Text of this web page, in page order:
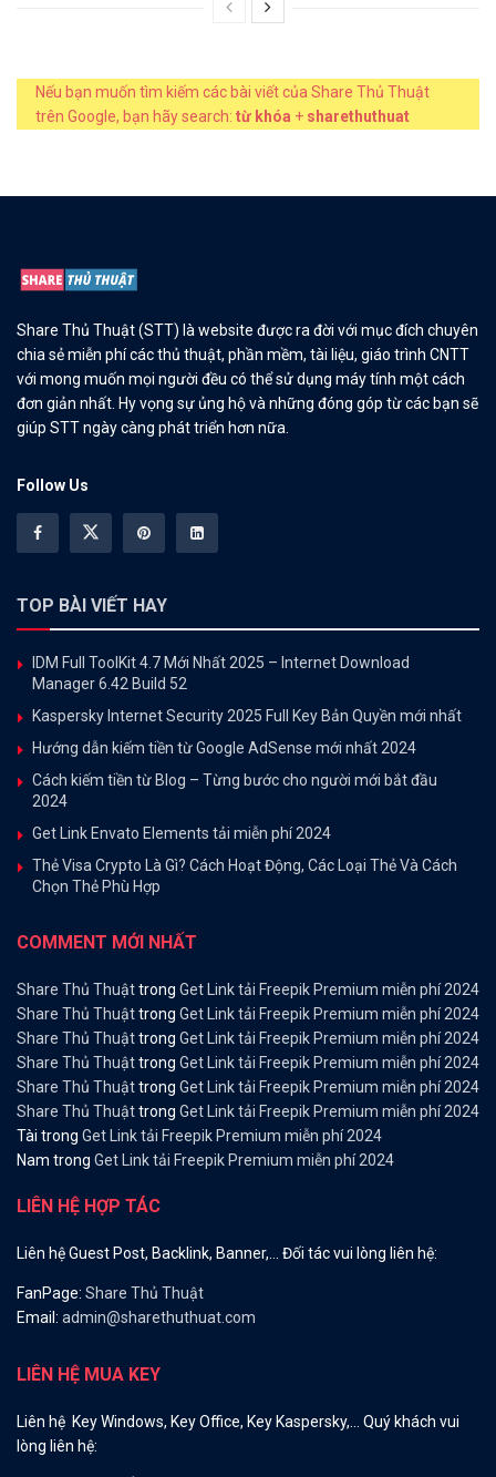
Nếu bạn muốn tìm kiếm các bài viết của Share Thủ Thuật
trên Google, bạn hãy search: từ khóa + sharethuthuat
Share Thủ Thuật (STT) là website được ra đời với mục đích chuyên
chia sẻ miễn phí các thủ thuật, phần mềm, tài liệu, giáo trình CNTT
với mong muốn mọi người đều có thể sử dụng máy tính một cách
đơn giản nhất. Hy vọng sự ủng hộ và những đóng góp từ các bạn sẽ
giúp STT ngày càng phát triển hơn nữa.
Follow Us
TOP BÀI VIẾT HAY
IDM Full ToolKit 4.7 Mới Nhất 2025 – Internet Download
Manager 6.42 Build 52
Kaspersky Internet Security 2025 Full Key Bản Quyền mới nhất
Hướng dẫn kiếm tiền từ Google AdSense mới nhất 2024
Cách kiếm tiền từ Blog – Từng bước cho người mới bắt đầu
2024
Get Link Envato Elements tải miễn phí 2024
Thẻ Visa Crypto Là Gì? Cách Hoạt Động, Các Loại Thẻ Và Cách
Chọn Thẻ Phù Hợp
COMMENT MỚI NHẤT
Share Thủ Thuậttrong Get Link tải Freepik Premium miễn phí 2024
Share Thủ Thuậttrong Get Link tải Freepik Premium miễn phí 2024
Share Thủ Thuậttrong Get Link tải Freepik Premium miễn phí 2024
Share Thủ Thuậttrong Get Link tải Freepik Premium miễn phí 2024
Share Thủ Thuậttrong Get Link tải Freepik Premium miễn phí 2024
Share Thủ Thuậttrong Get Link tải Freepik Premium miễn phí 2024
Tài trong Get Link tải Freepik Premium miễn phí 2024
Nam trong Get Link tải Freepik Premium miễn phí 2024
LIÊN HỆ HỢP TÁC
Liên hệ Guest Post, Backlink, Banner,… Đối tác vui lòng liên hệ:
FanPage: Share Thủ Thuật
Email: admin@sharethuthuat.com
LIÊN HỆ MUA KEY
Liên hệ Key Windows, Key Office, Key Kaspersky,… Quý khách vui
lòng liên hệ: